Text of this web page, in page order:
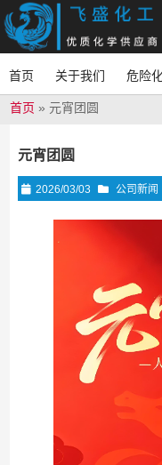
首页 关于我们 危险
首页 »元宵团圆
元宵团圆
2026/03/03 公司新闻